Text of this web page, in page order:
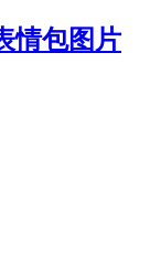
情包图片